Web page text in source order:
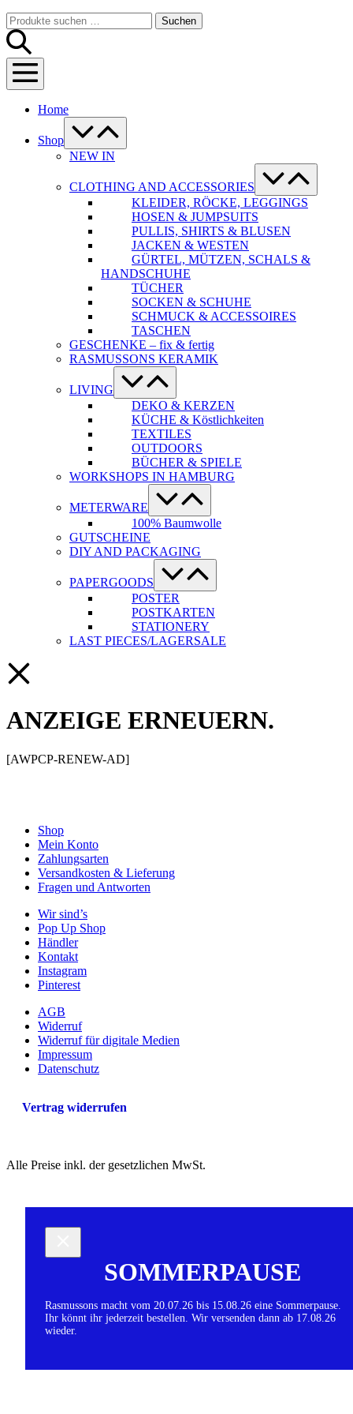
Suche-
Schalter
Suchen
nach:
Suchen
Menü-
Schalter
Home
Shop
Menü-
Schalter
NEW IN
CLOTHING AND ACCESSORIES
Menü-
Schalter
KLEIDER, RÖCKE, LEGGINGS
HOSEN & JUMPSUITS
PULLIS, SHIRTS & BLUSEN
JACKEN & WESTEN
GÜRTEL, MÜTZEN, SCHALS &
HANDSCHUHE
TÜCHER
SOCKEN & SCHUHE
SCHMUCK & ACCESSOIRES
TASCHEN
GESCHENKE – fix & fertig
RASMUSSONS KERAMIK
LIVING
Menü-
Schalter
DEKO & KERZEN
KÜCHE & Köstlichkeiten
TEXTILES
OUTDOORS
BÜCHER & SPIELE
WORKSHOPS IN HAMBURG
METERWARE
Menü-
Schalter
100% Baumwolle
GUTSCHEINE
DIY AND PACKAGING
PAPERGOODS
Menü-
Schalter
POSTER
POSTKARTEN
STATIONERY
LAST PIECES/LAGERSALE
ANZEIGE ERNEUERN.
[AWPCP-RENEW-AD]
Shop
Mein Konto
Zahlungsarten
Versandkosten & Lieferung
Fragen und Antworten
Wir sind’s
Pop Up Shop
Händler
Kontakt
Instagram
Pinterest
AGB
Widerruf
Widerruf für digitale Medien
Impressum
Datenschutz
Vertrag widerrufen
Alle Preise inkl. der gesetzlichen MwSt.
SOMMERPAUSE
Rasmussons macht vom 20.07.26 bis 15.08.26 eine Sommerpause.
Ihr könnt ihr jederzeit bestellen. Wir versenden dann ab 17.08.26
wieder.